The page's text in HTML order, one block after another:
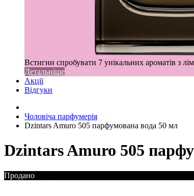
Встигни спробувати 7 унікальних ароматів з
Детальніше
Акції
Відгуки
Чоловіча парфумерія
Dzintars Amuro 505 парфумована вода 50 мл
Dzintars Amuro 505
Продано